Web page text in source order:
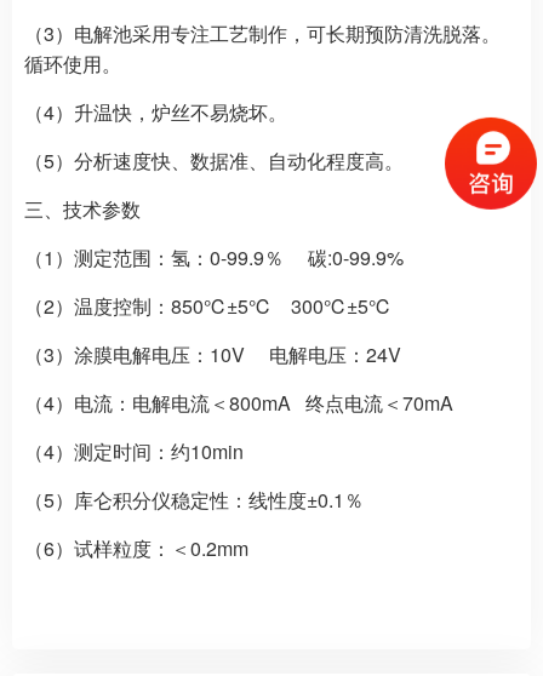
（3）电解池采用专注工艺制作，可长期预防清洗脱落。
循环使用。
（4）升温快，炉丝不易烧坏。
（5）分析速度快、数据准、自动化程度高。
三、技术参数
（1）测定范围：氢：0-99.9％ 碳:0-99.9%
（2）温度控制：850℃±5℃ 300℃±5℃
（3）涂膜电解电压：10V 电解电压：24V
（4）电流：电解电流＜800mA 终点电流＜70mA
（4）测定时间：约10min
（5）库仑积分仪稳定性：线性度±0.1％
（6）试样粒度：＜0.2mm